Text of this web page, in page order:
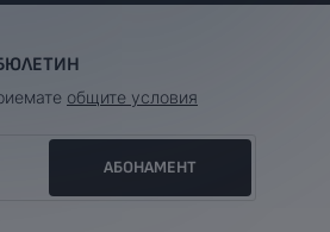
общите условия
АБОНАМЕНТ